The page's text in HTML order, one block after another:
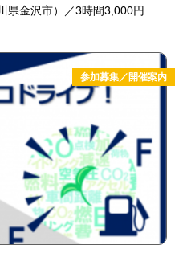
県金沢市）／3時間3,000円
参加募集／開催案内